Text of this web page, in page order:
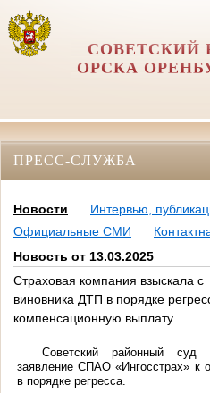
СОВЕТСКИЙ
ОРСКА
ПРЕСС-СЛУЖБА
Новости
Интервью,
Официальные СМИ
Новость от 13.03.2025
Страховая компания взыскала с
виновника ДТП в порядке
компенсационную выплату
Советский районный суд
заявление СПАО «Ингосстрах» к
в порядке регресса.